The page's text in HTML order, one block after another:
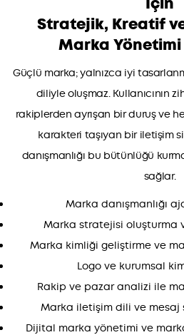
Stratejik, Kreatif
Marka
Güçlü marka; yalnızca iyi
diliyle oluşmaz. Kullanıcının
rakiplerden ayrışan bir duruş ve
karakteri taşıyan bir iletişim
danışmanlığı bu bütünlüğü
sağlar.
Marka danışmanlığı
Marka stratejisi oluşturma
Marka kimliği geliştirme ve
Logo ve kurumsal
Rakip ve pazar analizi ile
Marka iletişim dili ve
Dijital marka yönetimi ve